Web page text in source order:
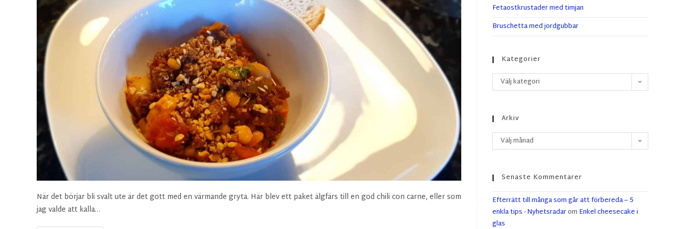
När det börjar bli svalt ute är det gott med en värmande gryta. Här blev ett paket älgfärs till en god chili con carne, eller som
jag valde att kalla…
Fetaostkrustader med timjan
Bruschetta med jordgubbar
Kategorier
Välj kategori
Arkiv
Välj månad
Senaste Kommentarer
Efterrätt till många som går att förbereda – 5
enkla tips - Nyhetsradarom Enkel cheesecake i
glas